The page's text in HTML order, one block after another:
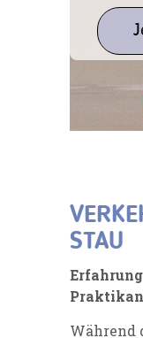
STAU
Während